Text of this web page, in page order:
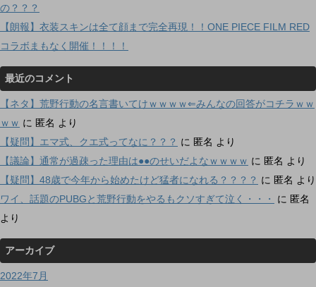
の？？？
【朗報】衣装スキンは全て顔まで完全再現！！ONE PIECE FILM RED
コラボまもなく開催！！！！
最近のコメント
【ネタ】荒野行動の名言書いてけｗｗｗｗ⇐みんなの回答がコチラｗｗ
ｗｗ に 匿名 より
【疑問】エマ式、クエ式ってなに？？？ に 匿名 より
【議論】通常が過疎った理由は●●のせいだよなｗｗｗｗ に 匿名 より
【疑問】48歳で今年から始めたけど猛者になれる？？？？ に 匿名 より
ワイ、話題のPUBGと荒野行動をやるもクソすぎて泣く・・・
に 匿名
より
アーカイブ
2022年7月